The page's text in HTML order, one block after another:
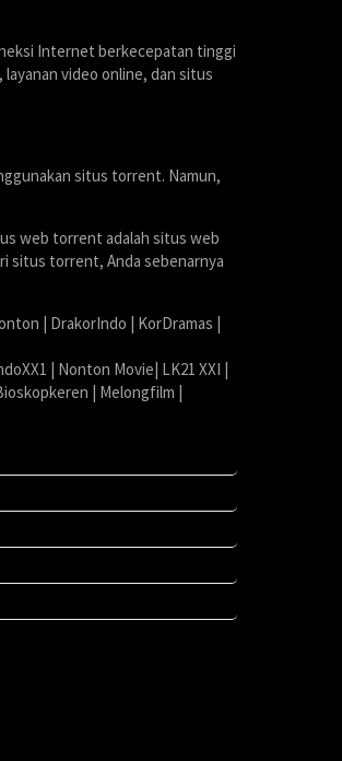
Internet berkecepatan tinggi
video online, dan situs
situs torrent. Namun,
web torrent adalah situs web
situs torrent, Anda sebenarnya
| DrakorIndo | KorDramas |
| Nonton Movie| LK21 XXI |
| Melongfilm |